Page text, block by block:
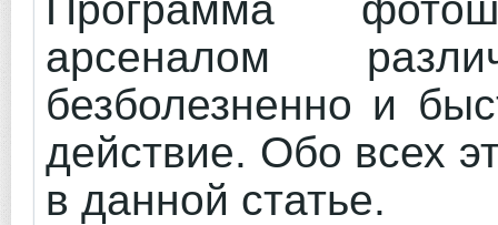
арсеналом
безболезненно и
действие. Обо всех
в данной статье.